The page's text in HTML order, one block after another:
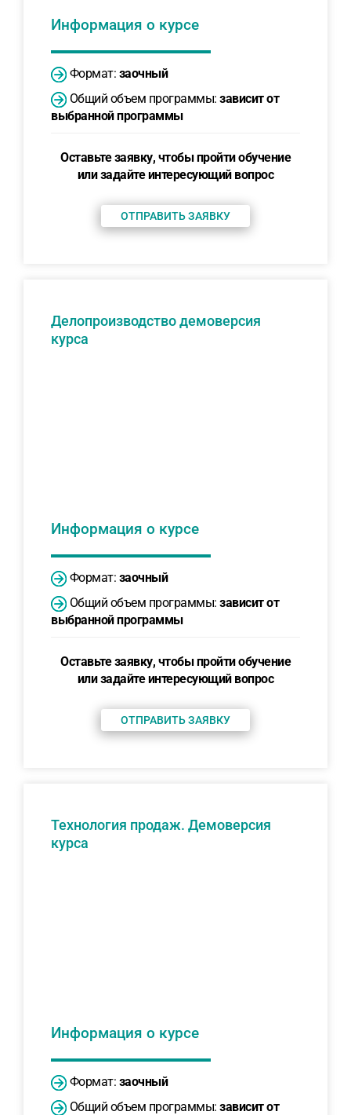
Информация о курсе
Формат: заочный
Общий объем программы: зависит от
выбранной программы
Оставьте заявку, чтобы пройти обучение
или задайте интересующий вопрос
ОТПРАВИТЬ ЗАЯВКУ
Делопроизводство демоверсия
курса
Информация о курсе
Формат: заочный
Общий объем программы: зависит от
выбранной программы
Оставьте заявку, чтобы пройти обучение
или задайте интересующий вопрос
ОТПРАВИТЬ ЗАЯВКУ
Технология продаж. Демоверсия
курса
Информация о курсе
Формат: заочный
Общий объем программы: зависит от